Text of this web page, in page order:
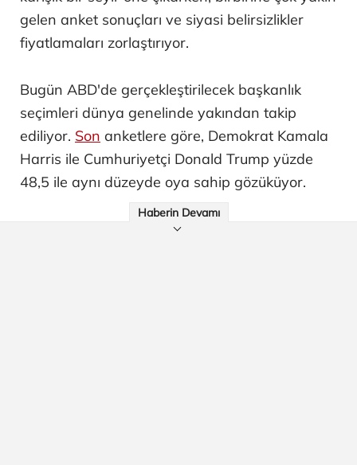
gelen anket sonuçları ve siyasi belirsizlikler
fiyatlamaları zorlaştırıyor.
Bugün ABD'de gerçekleştirilecek başkanlık
seçimleri dünya genelinde yakından takip
ediliyor. Son anketlere göre, Demokrat Kamala
Harris ile Cumhuriyetçi Donald Trump yüzde
48,5 ile aynı düzeyde oya sahip gözüküyor.
Haberin Devamı